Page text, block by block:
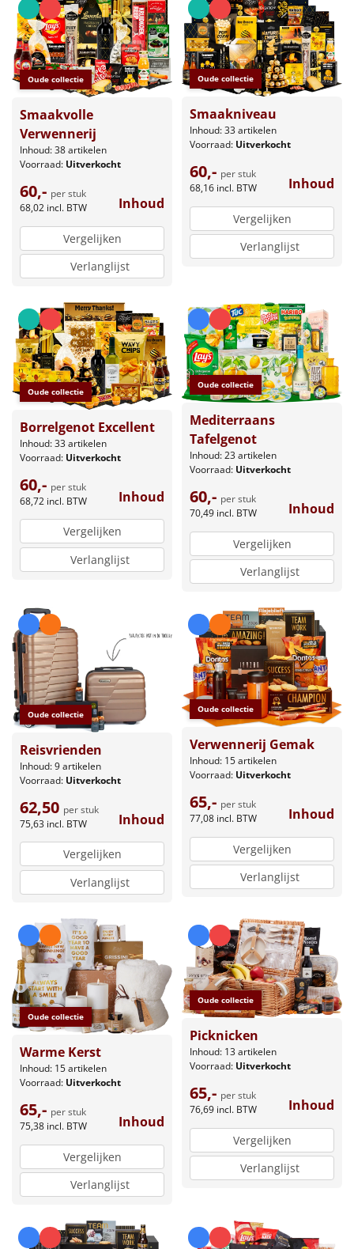
Cadeaubon
Per stuk
Alle overige
Oude collectie
Smaakvolle
Verwennerij
Inhoud: 38 artikelen
Voorraad: Uitverkocht
60,- per stuk
68,02 incl. BTW Inhoud
Vergelijken
Verlanglijst
Oude collectie
Smaakniveau
Inhoud: 33 artikelen
Voorraad: Uitverkocht
60,- per stuk
68,16 incl. BTW Inhoud
Vergelijken
Verlanglijst
Oude collectie
Borrelgenot Excellent
Inhoud: 33 artikelen
Voorraad: Uitverkocht
60,- per stuk
68,72 incl. BTW Inhoud
Vergelijken
Verlanglijst
Oude collectie
Mediterraans
Tafelgenot
Inhoud: 23 artikelen
Voorraad: Uitverkocht
60,- per stuk
70,49 incl. BTW Inhoud
Vergelijken
Verlanglijst
Oude collectie
Reisvrienden
Inhoud: 9 artikelen
Voorraad: Uitverkocht
62,50 per stuk
75,63 incl. BTW Inhoud
Vergelijken
Verlanglijst
Oude collectie
Verwennerij Gemak
Inhoud: 15 artikelen
Voorraad: Uitverkocht
65,- per stuk
77,08 incl. BTW Inhoud
Vergelijken
Verlanglijst
Oude collectie
Warme Kerst
Inhoud: 15 artikelen
Voorraad: Uitverkocht
65,- per stuk
75,38 incl. BTW Inhoud
Vergelijken
Verlanglijst
Oude collectie
Picknicken
Inhoud: 13 artikelen
Voorraad: Uitverkocht
65,- per stuk
76,69 incl. BTW Inhoud
Vergelijken
Verlanglijst